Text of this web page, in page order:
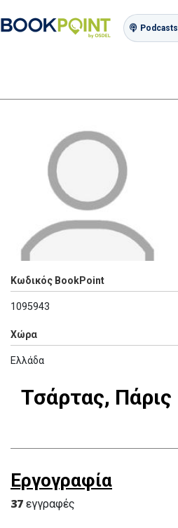
Podcasts
Κωδικός BookPoint
1095943
Χώρα
Ελλάδα
Τσάρτας, Πάρις
Εργογραφία
37 εγγραφές